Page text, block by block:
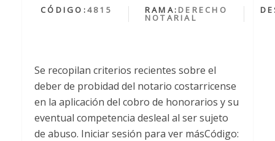
CÓDIGO:4815 RAMA: DERECHO
NOTARIAL
Se recopilan criterios recientes sobre el
deber de probidad del notario costarricense
en la aplicación del cobro de honorarios y su
eventual competencia desleal al ser sujeto
de abuso. Iniciar sesión para ver másCódigo: